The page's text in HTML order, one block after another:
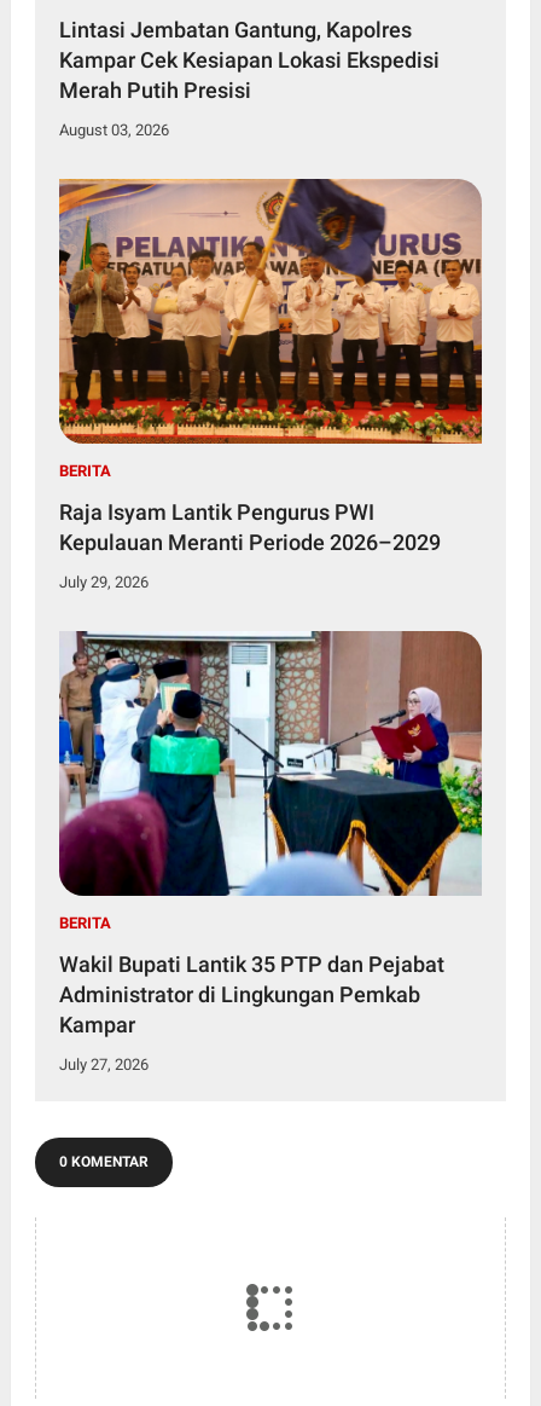
Lintasi Jembatan Gantung, Kapolres
Kampar Cek Kesiapan Lokasi Ekspedisi
Merah Putih Presisi
August 03, 2026
BERITA
Raja Isyam Lantik Pengurus PWI
Kepulauan Meranti Periode 2026–2029
July 29, 2026
BERITA
Wakil Bupati Lantik 35 PTP dan Pejabat
Administrator di Lingkungan Pemkab
Kampar
July 27, 2026
0 KOMENTAR